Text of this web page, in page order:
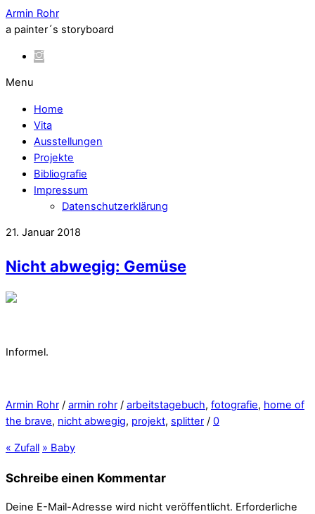
Armin Rohr
a painter´s storyboard
Menu
Home
Vita
Ausstellungen
Projekte
Bibliografie
Impressum
Datenschutzerklärung
21. Januar 2018
Nicht abwegig: Gemüse
Informel.
Armin Rohr / armin rohr / arbeitstagebuch, fotografie, home of
the brave, nicht abwegig, projekt, splitter / 0
« Zufall » Baby
Schreibe einen Kommentar
Deine E-Mail-Adresse wird nicht veröffentlicht. Erforderliche